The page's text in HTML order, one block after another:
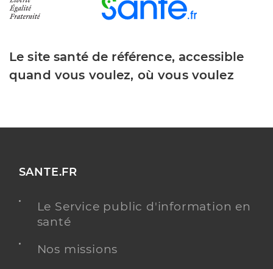
Le site santé de référence, accessible
quand vous voulez, où vous voulez
SANTE.FR
Le Service public d'information en
santé
Nos missions